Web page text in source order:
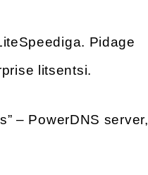
Pidage
litsentsi.
– PowerDNS server,